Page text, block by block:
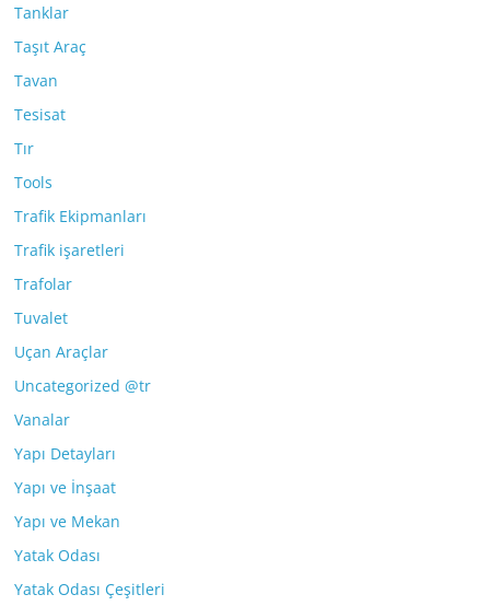
Tanklar
Taşıt Araç
Tavan
Tesisat
Tır
Tools
Trafik Ekipmanları
Trafik işaretleri
Trafolar
Tuvalet
Uçan Araçlar
Uncategorized @tr
Vanalar
Yapı Detayları
Yapı ve İnşaat
Yapı ve Mekan
Yatak Odası
Yatak Odası Çeşitleri